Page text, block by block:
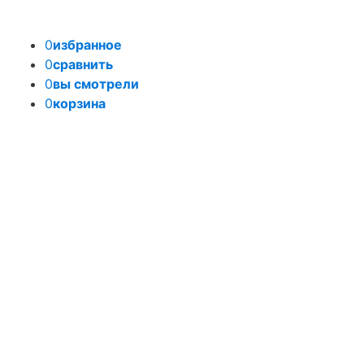
0избранное
0сравнить
0вы смотрели
0корзина